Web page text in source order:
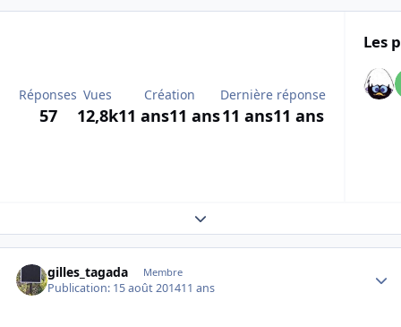
Réponses
57
Vues
12,8k
Création
11 ans11 ans
Dernière réponse
11 ans11 ans
Les
Expand topic overview
gilles_tagada Membre
Publication: 15 août 201411 ans